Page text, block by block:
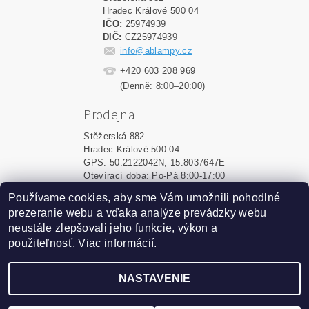
Hradec Králové 500 04
IČO: 25974939
DIČ: CZ25974939
info@ablampy.cz
+420 603 208 969
(Denně: 8:00–20:00)
Prodejna
Stěžerská 882
Hradec Králové 500 04
GPS: 50.2122042N, 15.8037647E
Otevírací doba: Po-Pá 8:00-17:00
Shoptet.sk MôjPrvýEshop.sk
Vytvoril Shoptet
Používame cookies, aby sme Vám umožnili pohodlné
prezeranie webu a vďaka analýze prevádzky webu
neustále zlepšovali jeho funkcie, výkon a
použiteľnosť.Viac informácií.
NASTAVENIE